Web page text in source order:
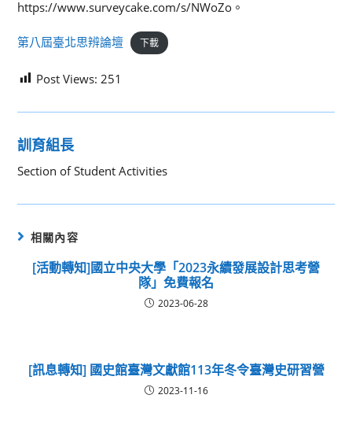
https://www.surveycake.com/s/NWoZo。
第八屆臺北思辨論壇 下載
Post Views: 251
訓育組長
Section of Student Activities
相關內容
[活動轉知]國立中央大學「2023永續發展設計思考營
隊」免費報名
2023-06-28
[訊息轉知] 國史館臺灣文獻館113年冬令臺灣史研習營
2023-11-16